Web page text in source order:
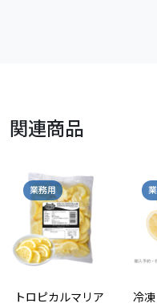
関連商品
業務用
トロピカルマリア
冷